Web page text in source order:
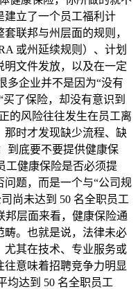
建立了一个员工福利计
联邦与州层面的规则，
或州延续规则）、计划
文件发放，以及在一定
多企业并不是因为“没有
了保险，却没有意识到
的风险往往发生在员工离
那时才发现缺少流程、缺
到底要不要提供健康保
工健康保险是否必须提
题，而是一个与“公司规
尚未达到 50 名全职员工
邦层面来看，健康保险通
畴。也就是说，法律未必
尤其在技术、专业服务或
意味着招聘竞争力明显
均达到 50 名全职员工